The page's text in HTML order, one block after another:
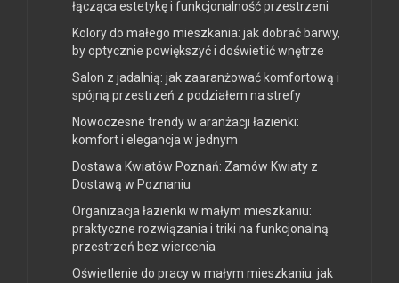
łącząca estetykę i funkcjonalność przestrzeni
Kolory do małego mieszkania: jak dobrać barwy,
by optycznie powiększyć i doświetlić wnętrze
Salon z jadalnią: jak zaaranżować komfortową i
spójną przestrzeń z podziałem na strefy
Nowoczesne trendy w aranżacji łazienki:
komfort i elegancja w jednym
Dostawa Kwiatów Poznań: Zamów Kwiaty z
Dostawą w Poznaniu
Organizacja łazienki w małym mieszkaniu:
praktyczne rozwiązania i triki na funkcjonalną
przestrzeń bez wiercenia
Oświetlenie do pracy w małym mieszkaniu: jak